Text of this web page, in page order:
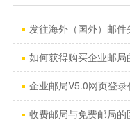
发往海外（国外）邮
如何获得购买企业邮局
企业邮局V5.0网页登录
收费邮局与免费邮局的